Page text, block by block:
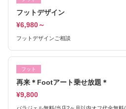
フットデザイン
¥6,980～
フットデザインご相談
フット
再来＊Footアート乗せ放題＊
¥9,800